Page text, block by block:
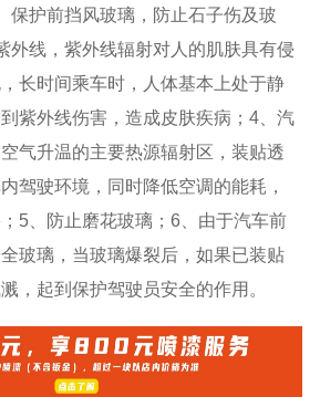
保护前挡风玻璃，防止石子伤及玻
外线，紫外线辐射对人的肌肤具有侵
长时间乘车时，人体基本上处于静
紫外线伤害，造成皮肤疾病；4、汽
气升温的主要热源辐射区，装贴透
驾驶环境，同时降低空调的能耗，
5、防止磨花玻璃；6、由于汽车前
玻璃，当玻璃爆裂后，如果已装贴
，起到保护驾驶员安全的作用。